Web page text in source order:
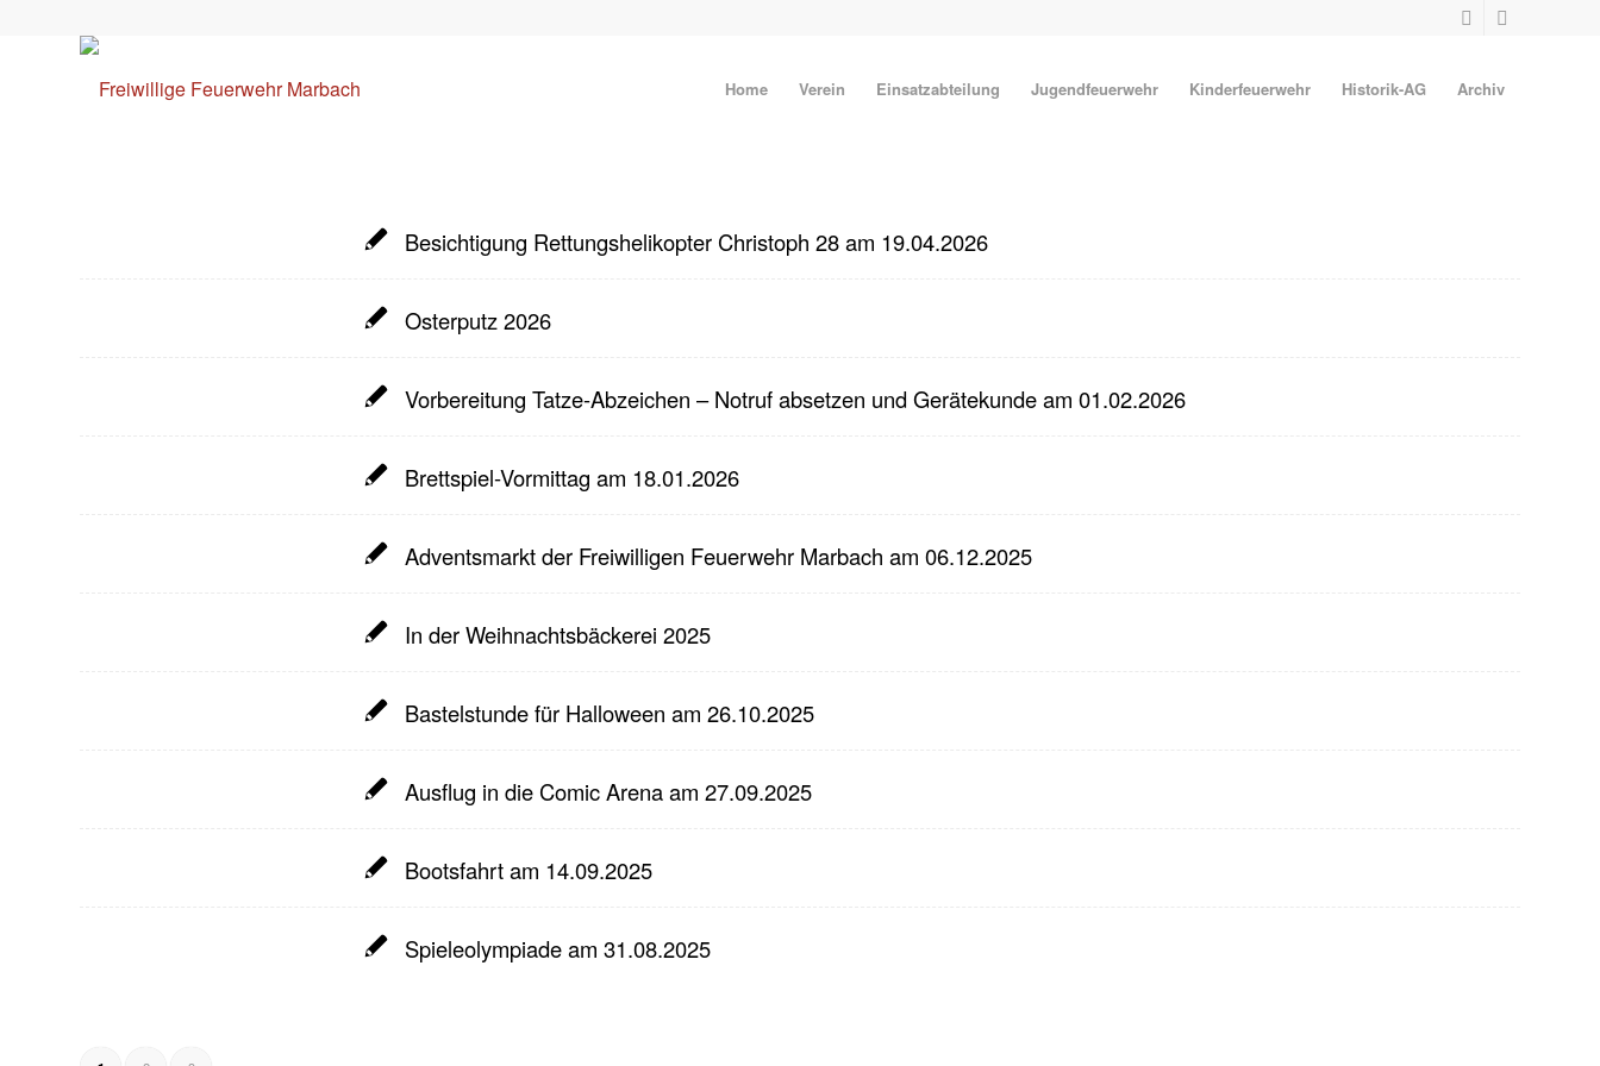
Home Verein Einsatzabteilung Jugendfeuerwehr Kinderfeuerwehr Historik-AG Archiv
Besichtigung Rettungshelikopter Christoph 28 am 19.04.2026
Osterputz 2026
Vorbereitung Tatze-Abzeichen – Notruf absetzen und Gerätekunde am 01.02.2026
Brettspiel-Vormittag am 18.01.2026
Adventsmarkt der Freiwilligen Feuerwehr Marbach am 06.12.2025
In der Weihnachtsbäckerei 2025
Bastelstunde für Halloween am 26.10.2025
Ausflug in die Comic Arena am 27.09.2025
Bootsfahrt am 14.09.2025
Spieleolympiade am 31.08.2025